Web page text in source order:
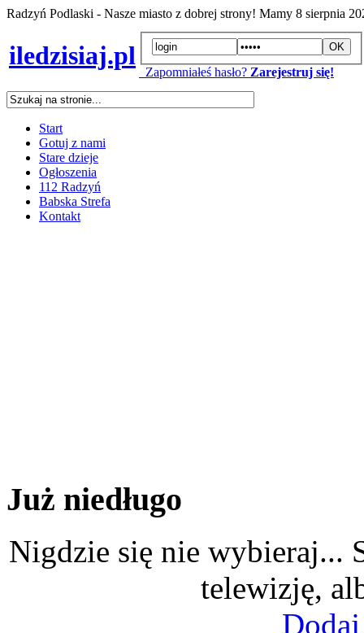
Radzyń Podlaski - Nasze miasto z dobrej strony! Mamy 8 sierpnia
iledzisiaj.pl
Zapomniałeś hasło? Zarejestruj się!
Start
Gotuj z nami
Stare dzieje
Ogłoszenia
112 Radzyń
Babska Strefa
Kontakt
Już niedługo
Nigdzie się nie wybieraj...
telewizję,